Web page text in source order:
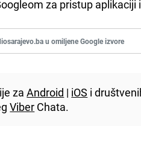
za pristup
u omiljene Google izvore
zaAndroid | iOS i
Viber Chata.